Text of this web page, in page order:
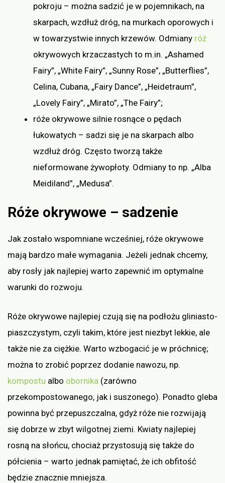
pokroju – można sadzić je w pojemnikach, na
skarpach, wzdłuż dróg, na murkach oporowych i
w towarzystwie innych krzewów. Odmiany róż
okrywowych krzaczastych to m.in. „Ashamed
Fairy”, „White Fairy”, „Sunny Rose”, „Butterflies”,
Celina, Cubana, „Fairy Dance”, „Heidetraum”,
„Lovely Fairy”, „Mirato”, „The Fairy”;
róże okrywowe silnie rosnące o pędach
łukowatych – sadzi się je na skarpach albo
wzdłuż dróg. Często tworzą także
nieformowane żywopłoty. Odmiany to np. „Alba
Meidiland”, „Medusa”.
Róże okrywowe – sadzenie
Jak zostało wspomniane wcześniej, róże okrywowe
mają bardzo małe wymagania. Jeżeli jednak chcemy,
aby rosły jak najlepiej warto zapewnić im optymalne
warunki do rozwoju.
Róże okrywowe najlepiej czują się na podłożu gliniasto-
piaszczystym, czyli takim, które jest niezbyt lekkie, ale
także nie za ciężkie. Warto wzbogacić je w próchnicę;
można to zrobić poprzez dodanie nawozu, np.
kompostu albo obornika (zarówno
przekompostowanego, jak i suszonego). Ponadto gleba
powinna być przepuszczalna, gdyż róże nie rozwijają
się dobrze w zbyt wilgotnej ziemi. Kwiaty najlepiej
rosną na słońcu, chociaż przystosują się także do
półcienia – warto jednak pamiętać, że ich obfitość
będzie znacznie mniejsza.